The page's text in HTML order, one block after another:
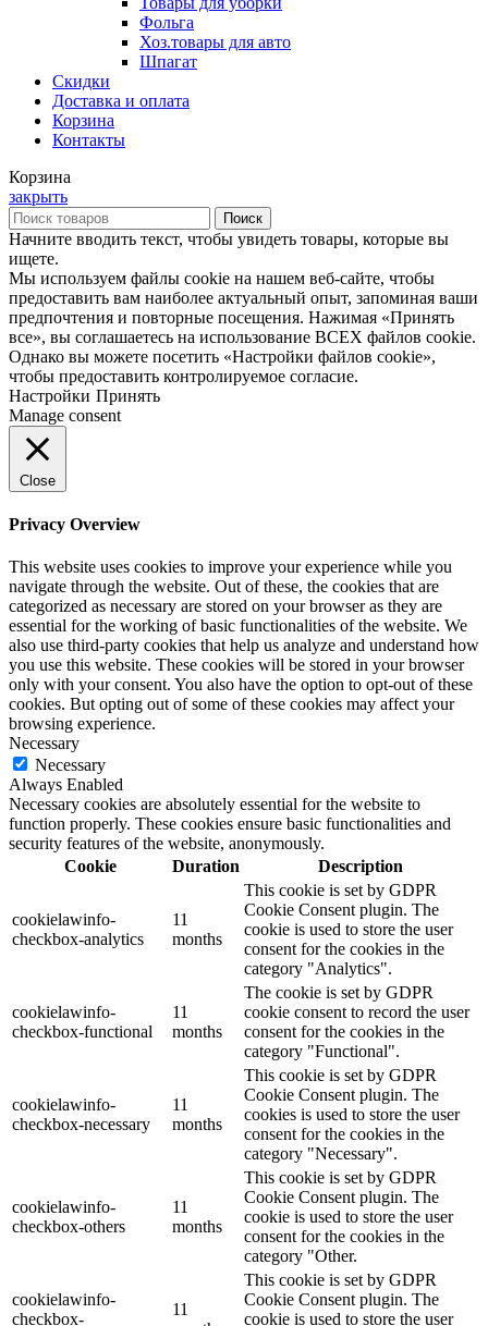
Фольга
Хоз.товары для авто
Шпагат
Скидки
Доставка и оплата
Корзина
Контакты
Корзина
закрыть
Поиск
Начните вводить текст, чтобы увидеть товары, которые вы
ищете.
Мы используем файлы cookie на нашем веб-сайте, чтобы
предоставить вам наиболее актуальный опыт, запоминая ваши
предпочтения и повторные посещения. Нажимая «Принять
все», вы соглашаетесь на использование ВСЕХ файлов cookie.
Однако вы можете посетить «Настройки файлов cookie»,
чтобы предоставить контролируемое согласие.
Настройки Принять
Manage consent
Close
Privacy Overview
This website uses cookies to improve your experience while you
navigate through the website. Out of these, the cookies that are
categorized as necessary are stored on your browser as they are
essential for the working of basic functionalities of the website. We
also use third-party cookies that help us analyze and understand how
you use this website. These cookies will be stored in your browser
only with your consent. You also have the option to opt-out of these
cookies. But opting out of some of these cookies may affect your
browsing experience.
Necessary
Necessary
Always Enabled
Necessary cookies are absolutely essential for the website to
function properly. These cookies ensure basic functionalities and
security features of the website, anonymously.
Cookie
Duration Description
cookielawinfo-
checkbox-analytics
11
months
This cookie is set by GDPR
Cookie Consent plugin. The
cookie is used to store the user
consent for the cookies in the
category "Analytics".
cookielawinfo-
checkbox-functional
11
months
The cookie is set by GDPR
cookie consent to record the user
consent for the cookies in the
category "Functional".
cookielawinfo-
checkbox-necessary
11
months
This cookie is set by GDPR
Cookie Consent plugin. The
cookies is used to store the user
consent for the cookies in the
category "Necessary".
cookielawinfo-
checkbox-others
11
months
This cookie is set by GDPR
Cookie Consent plugin. The
cookie is used to store the user
consent for the cookies in the
category "Other.
cookielawinfo-
checkbox-
11
This cookie is set by GDPR
Cookie Consent plugin. The
cookie is used to store the user